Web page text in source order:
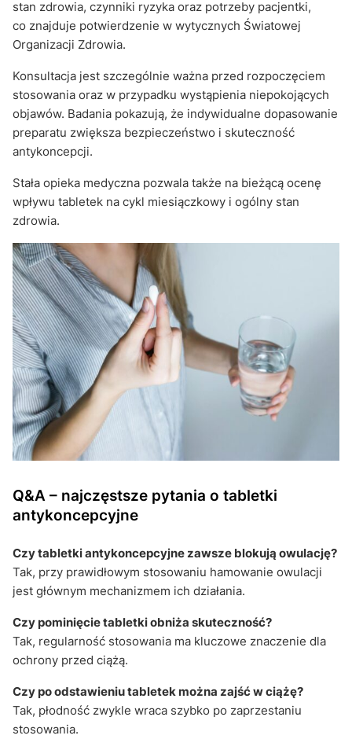
stan zdrowia, czynniki ryzyka oraz potrzeby pacjentki,
co znajduje potwierdzenie w wytycznych Światowej
Organizacji Zdrowia.
Konsultacja jest szczególnie ważna przed rozpoczęciem
stosowania oraz w przypadku wystąpienia niepokojących
objawów. Badania pokazują, że indywidualne dopasowanie
preparatu zwiększa bezpieczeństwo i skuteczność
antykoncepcji.
Stała opieka medyczna pozwala także na bieżącą ocenę
wpływu tabletek na cykl miesiączkowy i ogólny stan
zdrowia.
Q&A – najczęstsze pytania o tabletki
antykoncepcyjne
Czy tabletki antykoncepcyjne zawsze blokują owulację?
Tak, przy prawidłowym stosowaniu hamowanie owulacji
jest głównym mechanizmem ich działania.
Czy pominięcie tabletki obniża skuteczność?
Tak, regularność stosowania ma kluczowe znaczenie dla
ochrony przed ciążą.
Czy po odstawieniu tabletek można zajść w ciążę?
Tak, płodność zwykle wraca szybko po zaprzestaniu
stosowania.